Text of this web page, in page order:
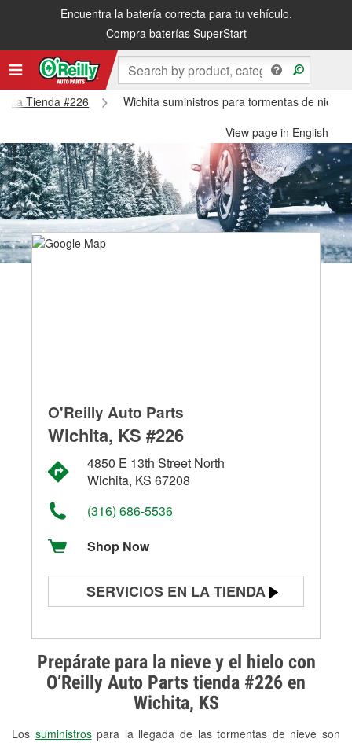
Encuentra la batería correcta para tu vehículo.
Compra baterías SuperStart
Tienda #226
Wichita suministros para tormentas de nieve
View page in English
Prepárate para la nieve y el hielo con
O’Reilly Auto Parts tienda #226 en
Wichita, KS
Los suministrospara la llegada de las tormentas de nieve son
O'Reilly Auto Parts
Wichita, KS #226
4850 E 13th Street North
Wichita, KS 67208
(316) 686-5536
Shop Now
SERVICIOS EN LA TIENDA
Prueba de alternadores y
arrancadores
Revisión de la luz "Check Engine"
Reciclaje de baterías y aceite